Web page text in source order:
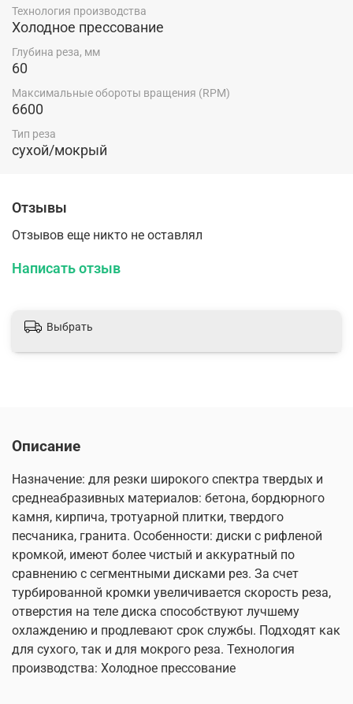
Технология производства
Холодное прессование
Глубина реза, мм
60
Максимальные обороты вращения (RPM)
6600
Тип реза
сухой/мокрый
Отзывы
Отзывов еще никто не оставлял
Написать отзыв
Выбрать
Описание
Назначение: для резки широкого спектра твердых и
среднеабразивных материалов: бетона, бордюрного
камня, кирпича, тротуарной плитки, твердого
песчаника, гранита. Особенности: диски с рифленой
кромкой, имеют более чистый и аккуратный по
сравнению с сегментными дисками рез. За счет
турбированной кромки увеличивается скорость реза,
отверстия на теле диска способствуют лучшему
охлаждению и продлевают срок службы. Подходят как
для сухого, так и для мокрого реза. Технология
производства: Холодное прессование